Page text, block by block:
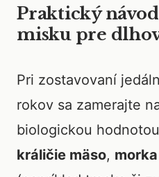
Praktický
misku pre
Pri zostavovaní
rokov sa zamerajte
biologickou
králičie mäso, morka